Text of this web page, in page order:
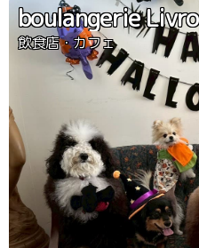
boulangerie Livro
飲食店・カフェ